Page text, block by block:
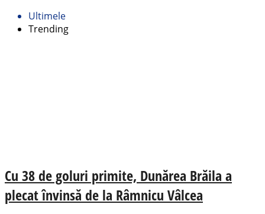
Ultimele
Trending
Cu 38 de goluri primite, Dunărea Brăila a
plecat învinsă de la Râmnicu Vâlcea